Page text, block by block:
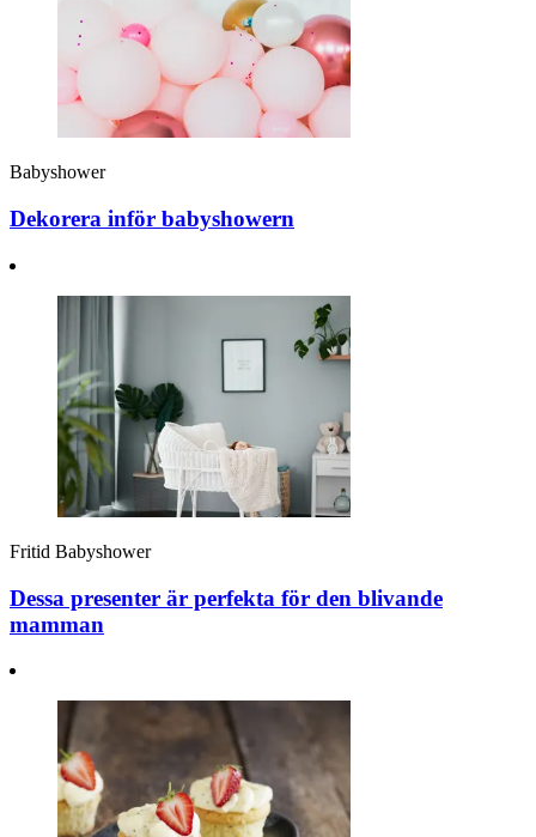
Babyshower
Dekorera inför babyshowern
Fritid Babyshower
Dessa presenter är perfekta för den blivande
mamman